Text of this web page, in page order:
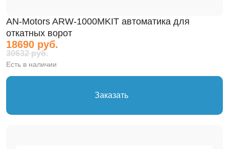
AN-Motors ARW-1000MKIT автоматика для
откатных ворот
30632 руб.
18690 руб.
Есть в наличии
Заказать